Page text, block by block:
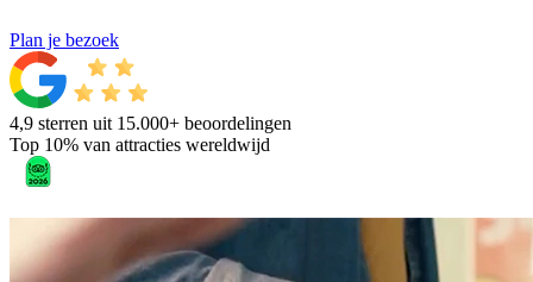
Plan je bezoek
4,9 sterren uit 15.000+ beoordelingen
Top 10% van attracties wereldwijd